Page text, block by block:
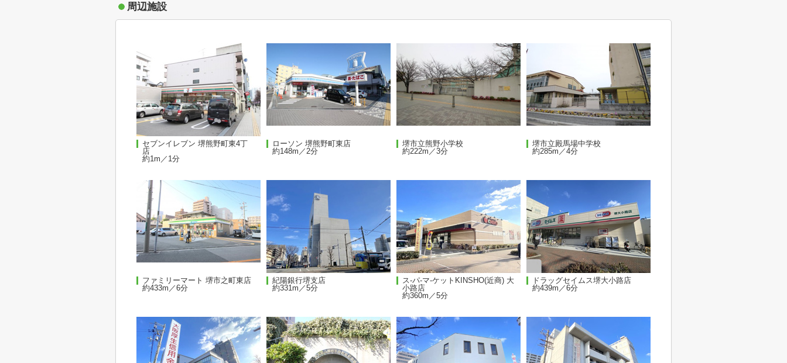
周辺施設
セブンイレブン 堺熊野町東4丁
店
約1m／1分
ローソン 堺熊野町東店
約148m／2分
堺市立熊野小学校
約222m／3分
堺市立殿馬場中学校
約285m／4分
ファミリーマート 堺市之町東店
約433m／6分
紀陽銀行堺支店
約331m／5分
ス-パ-マ-ケットKINSHO(近商) 大
小路店
約360m／5分
ドラッグセイムス堺大小路店
約439m／6分